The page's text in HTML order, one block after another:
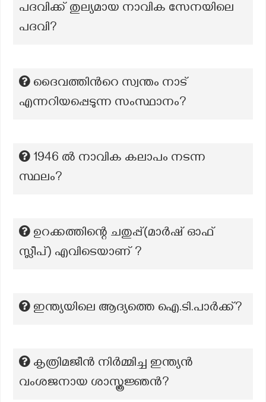
പദവിക്ക് തുല്യമായ നാവിക സേനയിലെ
പദവി?
ദൈവത്തിന്‍റെ സ്വന്തം നാട്
എന്നറിയപ്പെടുന്ന സംസ്ഥാനം?
1946 ൽ നാവിക കലാപം നടന്ന
സ്ഥലം?
ഉറക്കത്തിന്റെ ചതുപ്പ്(മാർഷ് ഓഫ്
സ്ലീപ്) എവിടെയാണ് ?
ഇന്ത്യയിലെ ആദ്യത്തെ ഐ.ടി.പാര്‍ക്ക്?
കൃത്രിമജീൻ നിർമ്മിച്ച ഇന്ത്യൻ
വംശജനായ ശാസ്ത്രജ്ഞൻ?